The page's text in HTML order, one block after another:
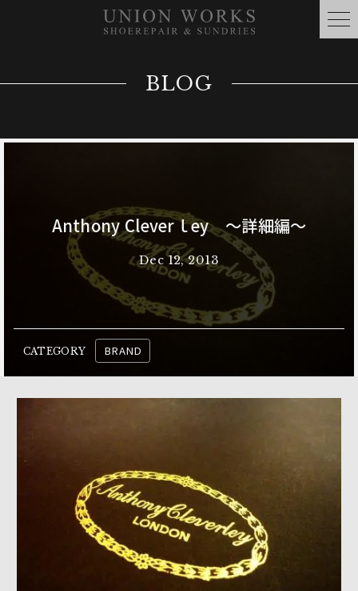
BLOG
Anthony Cleverｌey ～詳細編～
Dec 12, 2013
CATEGORY BRAND